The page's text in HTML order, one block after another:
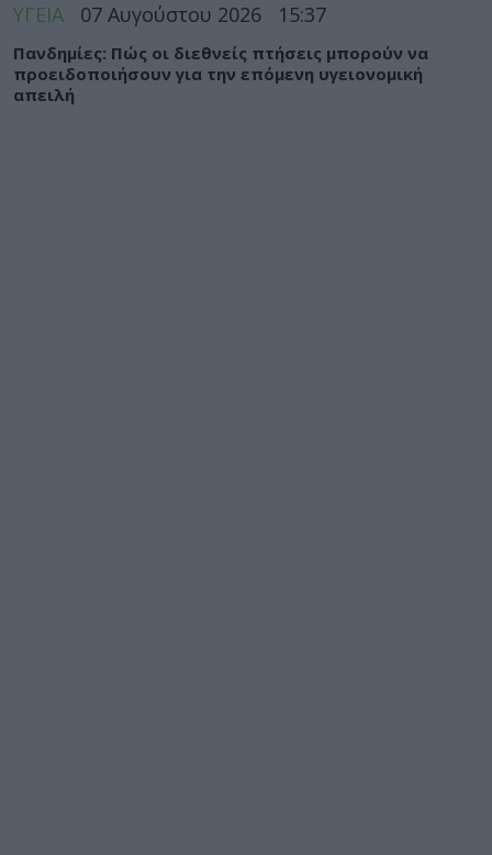
ΥΓΕΙΑ 07 Αυγούστου 2026 15:37
Πανδημίες: Πώς οι διεθνείς πτήσεις μπορούν να
προειδοποιήσουν για την επόμενη υγειονομική
απειλή